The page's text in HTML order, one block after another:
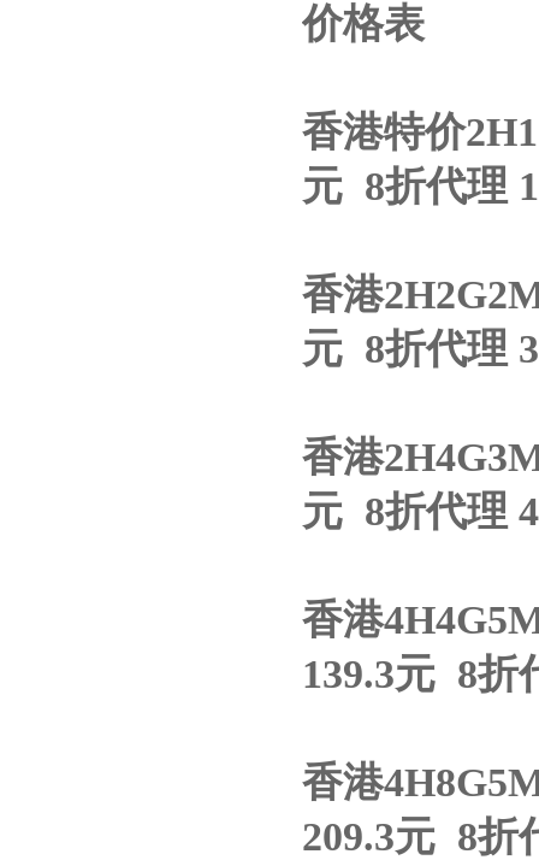
价格表
香港特价
元 8折代理
香港
元 8折代理
香港
元 8折代理
香港
139.3元 8折
香港
209.3元 8折